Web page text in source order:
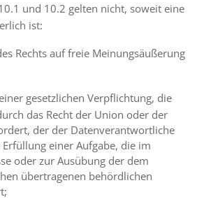
und 10.2 gelten nicht, soweit eine
ist:
Rechts auf freie Meinungsäußerung
gesetzlichen Verpflichtung, die
das Recht der Union oder der
der der Datenverantwortliche
einer Aufgabe, die im
oder zur Ausübung der dem
übertragenen behördlichen